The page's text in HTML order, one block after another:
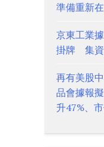
準備重新
京東工業
掛牌 集資
再有美股
品會據報
升47%、